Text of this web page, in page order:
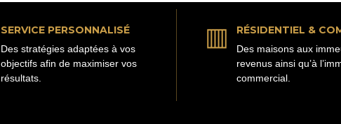
SERVICE PERSONNALISÉ
Des stratégies adaptées à vos
objectifs afin de maximiser vos
résultats.
▥ RÉSIDENTIEL &
Des maisons aux
revenus ainsi qu’à
commercial.